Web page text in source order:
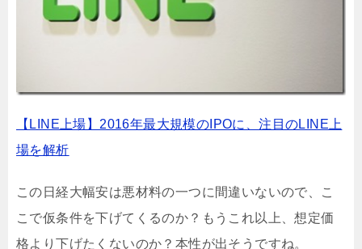
【LINE上場】2016年最大規模のIPOに、注目のLINE上
場を解析
この日経大幅安は悪材料の一つに間違いないので、こ
こで仮条件を下げてくるのか？もうこれ以上、想定価
格より下げたくないのか？本性が出そうですね。